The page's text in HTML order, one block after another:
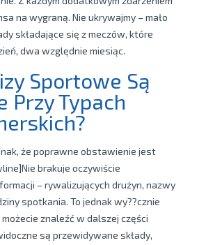
na wygraną. Nie ukrywajmy – mało
składające się z meczów, które
dwa względnie miesiąc.
Sportowe Są
Przy Typach
że poprawne obstawienie jest
brakuje oczywiście
– rywalizujących drużyn, nazwy
spotkania. To jednak wy??cznie
znaleźć w dalszej części
są przewidywane składy,